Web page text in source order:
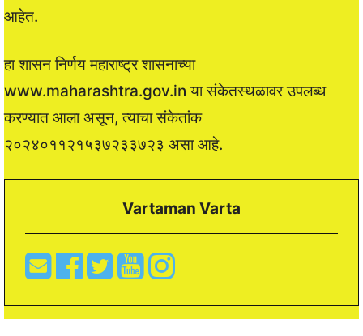
आहेत.
हा शासन निर्णय महाराष्ट्र शासनाच्या
www.maharashtra.gov.in या संकेतस्थळावर उपलब्ध
करण्यात आला असून, त्याचा संकेतांक
२०२४०११२१५३७२३३७२३ असा आहे.
Vartaman Varta